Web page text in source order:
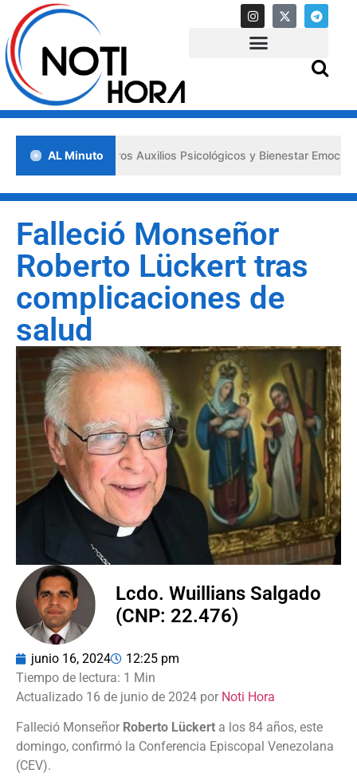
AL Minuto
los «Primeros Auxilios Psicológicos y Bienestar Emocional» ante
Falleció Monseñor
Roberto Lückert tras
complicaciones de
salud
Lcdo. Wuillians Salgado
(CNP: 22.476)
junio 16, 2024 12:25 pm
Actualizado 16 de junio de 2024 por Noti Hora
Falleció Monseñor Roberto Lückert a los 84 años, este
domingo, confirmó la Conferencia Episcopal Venezolana
(CEV).